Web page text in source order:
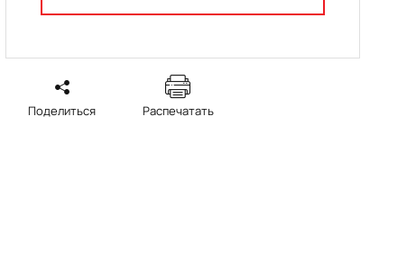
Поделиться Распечатать